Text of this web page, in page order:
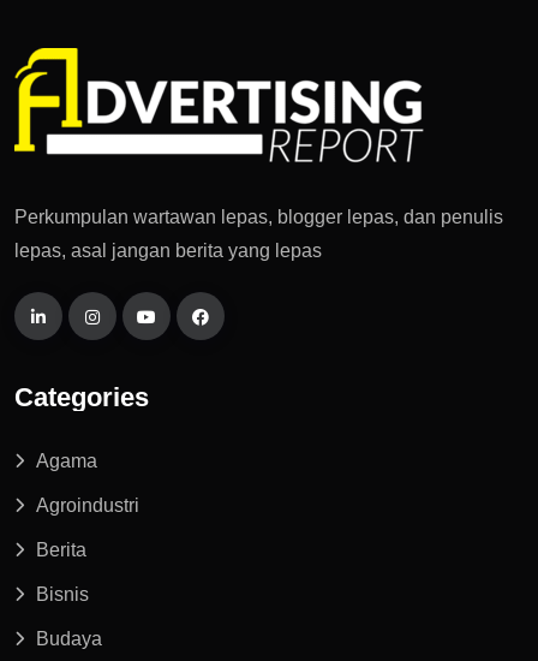
Perkumpulan wartawan lepas, blogger lepas, dan penulis
lepas, asal jangan berita yang lepas
Categories
Agama
Agroindustri
Berita
Bisnis
Budaya